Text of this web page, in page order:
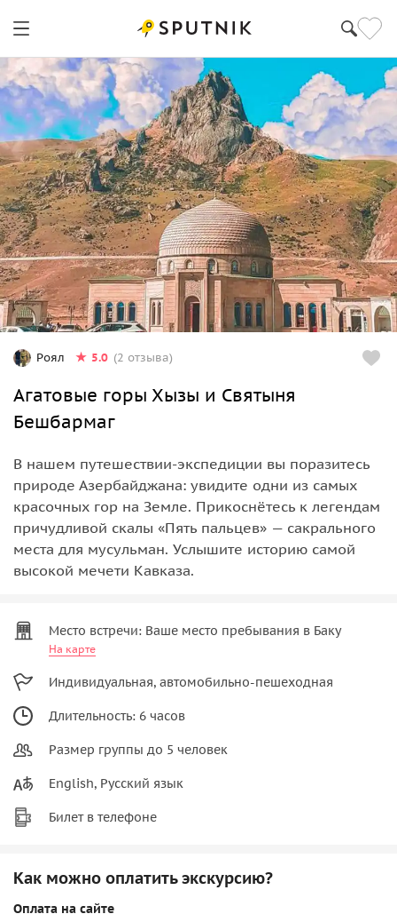
Роял 5.0 (2 отзыва)
Агатовые горы Хызы и Святыня
Бешбармаг
В нашем путешествии-экспедиции вы поразитесь
природе Азербайджана: увидите одни из самых
красочных гор на Земле. Прикоснётесь к легендам
причудливой скалы «Пять пальцев» — сакрального
места для мусульман. Услышите историю самой
высокой мечети Кавказа.
Место встречи: Ваше место пребывания в Баку
На карте
Индивидуальная, автомобильно-пешеходная
Длительность: 6 часов
Размер группы до 5 человек
English, Русский язык
Билет в телефоне
Как можно оплатить экскурсию?
Оплата на сайте